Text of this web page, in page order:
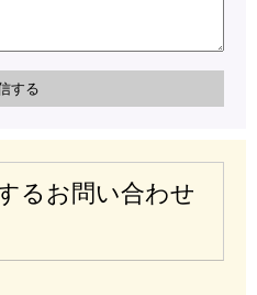
るお問い合わせ